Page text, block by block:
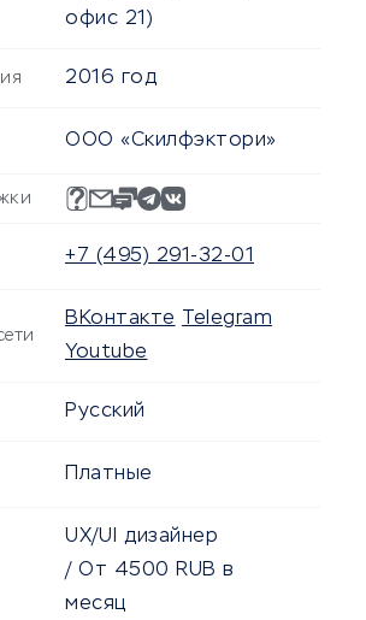
офис 21)
2016 год
ООО «Скилфэктори»
+7 (495) 291-32-01
ВКонтакте
Telegram
Youtube
Русский
Платные
UX/UI дизайнер
/ От 4500 RUB в
месяц